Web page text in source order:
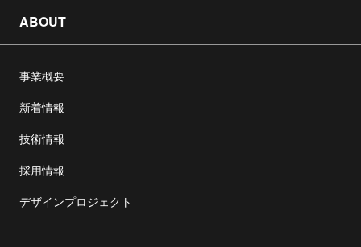
ABOUT
事業概要
新着情報
技術情報
採用情報
デザインプロジェクト